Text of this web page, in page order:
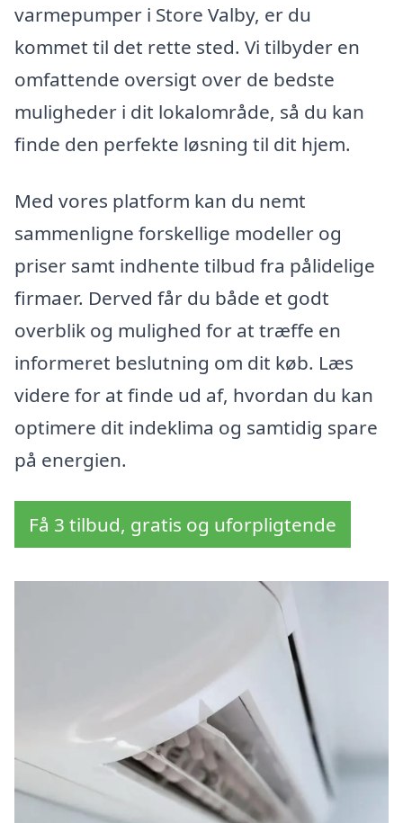
varmepumper i Store Valby, er du
kommet til det rette sted. Vi tilbyder en
omfattende oversigt over de bedste
muligheder i dit lokalområde, så du kan
finde den perfekte løsning til dit hjem.
Med vores platform kan du nemt
sammenligne forskellige modeller og
priser samt indhente tilbud fra pålidelige
firmaer. Derved får du både et godt
overblik og mulighed for at træffe en
informeret beslutning om dit køb. Læs
videre for at finde ud af, hvordan du kan
optimere dit indeklima og samtidig spare
på energien.
Få 3 tilbud, gratis og uforpligtende